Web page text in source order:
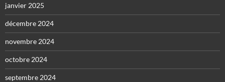
janvier 2025
décembre 2024
novembre 2024
octobre 2024
septembre 2024